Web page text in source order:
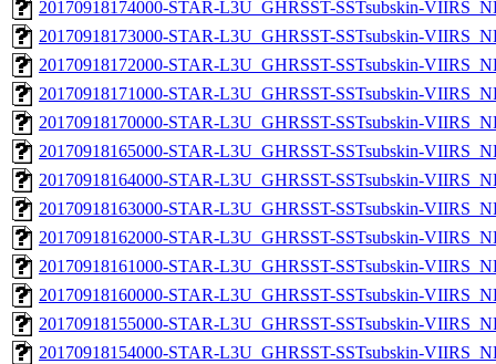
20170918174000-STAR-L3U_GHRSST-SSTsubskin-
20170918173000-STAR-L3U_GHRSST-SSTsubskin-
20170918172000-STAR-L3U_GHRSST-SSTsubskin-
20170918171000-STAR-L3U_GHRSST-SSTsubskin-
20170918170000-STAR-L3U_GHRSST-SSTsubskin-
20170918165000-STAR-L3U_GHRSST-SSTsubskin-
20170918164000-STAR-L3U_GHRSST-SSTsubskin-
20170918163000-STAR-L3U_GHRSST-SSTsubskin-
20170918162000-STAR-L3U_GHRSST-SSTsubskin-
20170918161000-STAR-L3U_GHRSST-SSTsubskin-
20170918160000-STAR-L3U_GHRSST-SSTsubskin-
20170918155000-STAR-L3U_GHRSST-SSTsubskin-
20170918154000-STAR-L3U_GHRSST-SSTsubskin-